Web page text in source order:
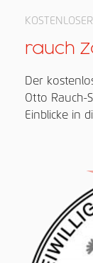
rauch
Der
Otto Rauch-
Einblicke in